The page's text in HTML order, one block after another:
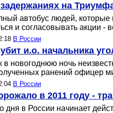
на
автобус людей, которые
и согласовывать акции -
В России
и.о. начальника
в новогоднюю ночь
ранений офицер
В России
в 2011 году -
дня в России начинает